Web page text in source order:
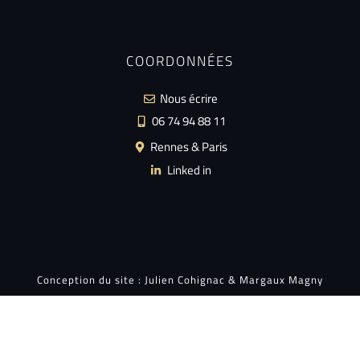
COORDONNÉES
Nous écrire
06 74 94 88 11
Rennes & Paris
Linked in
Conception du site : Julien Cohignac & Margaux Magny